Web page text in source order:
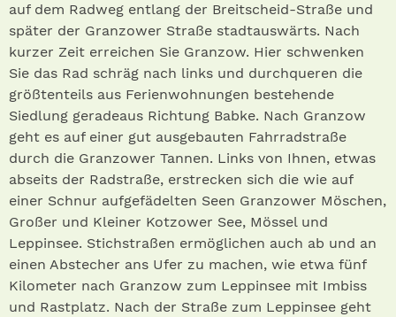
auf dem Radweg entlang der Breitscheid-Straße und
später der Granzower Straße stadtauswärts. Nach
kurzer Zeit erreichen Sie Granzow. Hier schwenken
Sie das Rad schräg nach links und durchqueren die
größtenteils aus Ferienwohnungen bestehende
Siedlung geradeaus Richtung Babke. Nach Granzow
geht es auf einer gut ausgebauten Fahrradstraße
durch die Granzower Tannen. Links von Ihnen, etwas
abseits der Radstraße, erstrecken sich die wie auf
einer Schnur aufgefädelten Seen Granzower Möschen,
Großer und Kleiner Kotzower See, Mössel und
Leppinsee. Stichstraßen ermöglichen auch ab und an
einen Abstecher ans Ufer zu machen, wie etwa fünf
Kilometer nach Granzow zum Leppinsee mit Imbiss
und Rastplatz. Nach der Straße zum Leppinsee geht